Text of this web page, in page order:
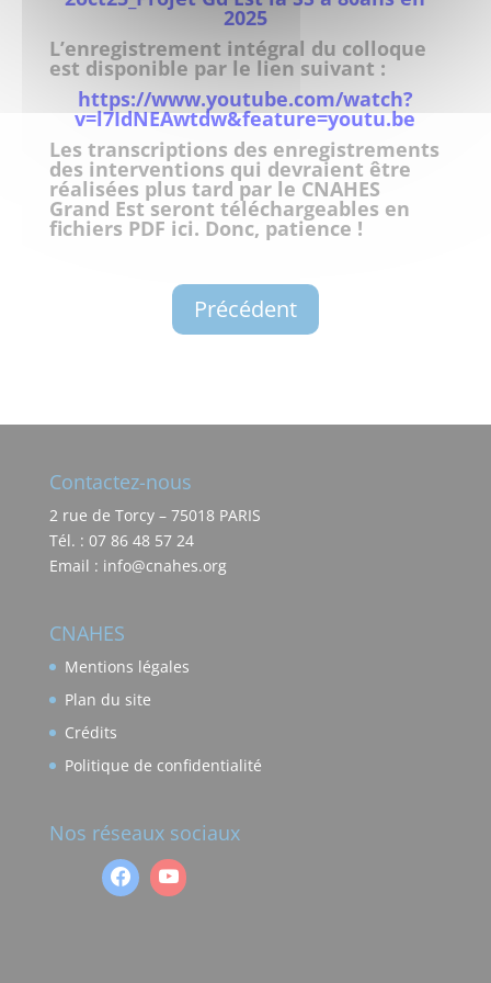
2025
L’enregistrement intégral du colloque
est disponible par le lien suivant :
https://www.youtube.com/watch?
v=l7IdNEAwtdw&feature=youtu.be
Les transcriptions des enregistrements
des interventions qui devraient être
réalisées plus tard par le CNAHES
Grand Est seront téléchargeables en
fichiers PDF ici. Donc, patience !
Précédent
Contactez-nous
2 rue de Torcy – 75018 PARIS
Tél. : 07 86 48 57 24
Email : info@cnahes.org
CNAHES
Mentions légales
Plan du site
Crédits
Politique de confidentialité
Nos réseaux sociaux